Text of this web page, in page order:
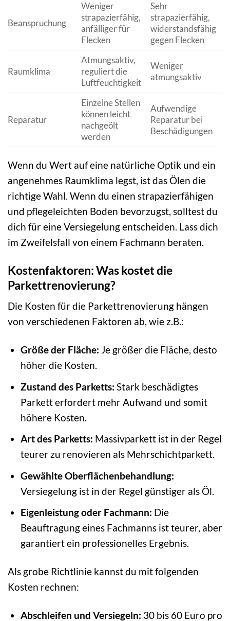
Beanspruchung
Weniger
strapazierfähig,
anfälliger für
Flecken
Sehr
strapazierfähig,
widerstandsfähig
gegen Flecken
Raumklima
Atmungsaktiv,
reguliert die
Luftfeuchtigkeit
Weniger
atmungsaktiv
Reparatur
Einzelne Stellen
können leicht
nachgeölt
werden
Aufwendige
Reparatur bei
Beschädigungen
Wenn du Wert auf eine natürliche Optik und ein
angenehmes Raumklima legst, ist das Ölen die
richtige Wahl. Wenn du einen strapazierfähigen
und pflegeleichten Boden bevorzugst, solltest du
dich für eine Versiegelung entscheiden. Lass dich
im Zweifelsfall von einem Fachmann beraten.
Kostenfaktoren: Was kostet die
Parkettrenovierung?
Die Kosten für die Parkettrenovierung hängen
von verschiedenen Faktoren ab, wie z.B.:
Größe der Fläche: Je größer die Fläche, desto
höher die Kosten.
Zustand des Parketts: Stark beschädigtes
Parkett erfordert mehr Aufwand und somit
höhere Kosten.
Art des Parketts: Massivparkett ist in der Regel
teurer zu renovieren als Mehrschichtparkett.
Gewählte Oberflächenbehandlung:
Versiegelung ist in der Regel günstiger als Öl.
Eigenleistung oder Fachmann: Die
Beauftragung eines Fachmanns ist teurer, aber
garantiert ein professionelles Ergebnis.
Als grobe Richtlinie kannst du mit folgenden
Kosten rechnen:
Abschleifen und Versiegeln: 30 bis 60 Euro pro